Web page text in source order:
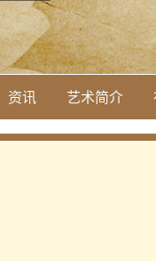
资讯 艺术简介